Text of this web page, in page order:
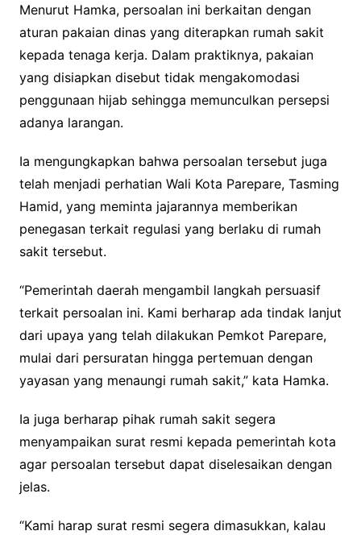
Menurut Hamka, persoalan ini berkaitan dengan
aturan pakaian dinas yang diterapkan rumah sakit
kepada tenaga kerja. Dalam praktiknya, pakaian
yang disiapkan disebut tidak mengakomodasi
penggunaan hijab sehingga memunculkan persepsi
adanya larangan.
Ia mengungkapkan bahwa persoalan tersebut juga
telah menjadi perhatian Wali Kota Parepare, Tasming
Hamid, yang meminta jajarannya memberikan
penegasan terkait regulasi yang berlaku di rumah
sakit tersebut.
“Pemerintah daerah mengambil langkah persuasif
terkait persoalan ini. Kami berharap ada tindak lanjut
dari upaya yang telah dilakukan Pemkot Parepare,
mulai dari persuratan hingga pertemuan dengan
yayasan yang menaungi rumah sakit,” kata Hamka.
Ia juga berharap pihak rumah sakit segera
menyampaikan surat resmi kepada pemerintah kota
agar persoalan tersebut dapat diselesaikan dengan
jelas.
“Kami harap surat resmi segera dimasukkan, kalau